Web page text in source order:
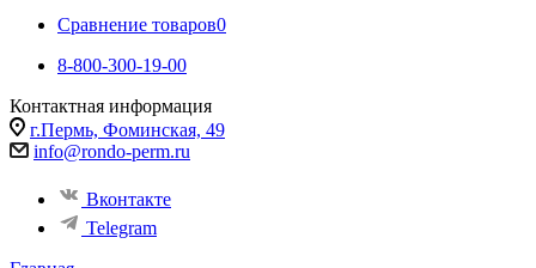
Сравнение товаров0
8-800-300-19-00
Контактная информация
г.Пермь, Фоминская, 49
info@rondo-perm.ru
Вконтакте
Telegram